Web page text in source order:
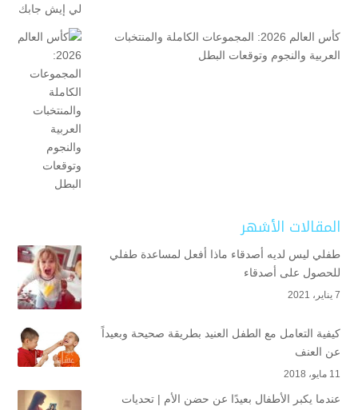
كأس العالم 2026: المجموعات الكاملة والمنتخبات
العربية والنجوم وتوقعات البطل
المقالات الأشهر
طفلي ليس لديه أصدقاء ماذا أفعل لمساعدة طفلي
للحصول على أصدقاء
7 يناير، 2021
كيفية التعامل مع الطفل العنيد بطريقة صحيحة وبعيداً
عن العنف
11 مايو، 2018
عندما يكبر الأطفال بعيدًا عن حضن الأم | تحديات